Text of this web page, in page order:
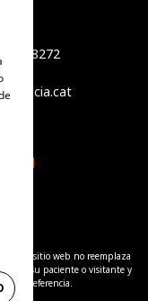
n - 08272
en el sitio web no reemplaza
y su paciente o visitante y
de referencia.